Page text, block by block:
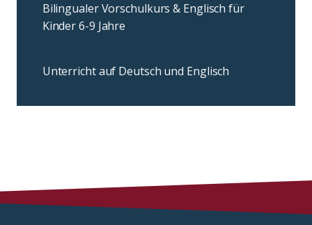
Bilingualer Vorschulkurs & Englisch für
Kinder 6-9 Jahre
Unterricht auf Deutsch und Englisch